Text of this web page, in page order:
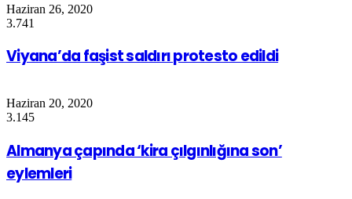
Haziran 26, 2020
3.741
Viyana’da faşist saldırı protesto edildi
Haziran 20, 2020
3.145
Almanya çapında ‘kira çılgınlığına son’
eylemleri